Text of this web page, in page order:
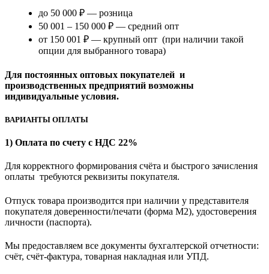
до 50 000 ₽ — розница
50 001 – 150 000 ₽ — средний опт
от 150 001 ₽ — крупный опт (при наличии такой
опции для выбранного товара)
Для постоянных оптовых покупателей и
производственных предприятий возможны
индивидуальные условия.
ВАРИАНТЫ ОПЛАТЫ
1) Оплата по счету с НДС 22%
Для корректного формирования счёта и быстрого зачисления
оплаты требуются реквизиты покупателя.
Отпуск товара производится при наличии у представителя
покупателя доверенности/печати (форма M2), удостоверения
личности (паспорта).
Мы предоставляем все документы бухгалтерской отчетности:
счёт, счёт-фактура, товарная накладная или УПД.